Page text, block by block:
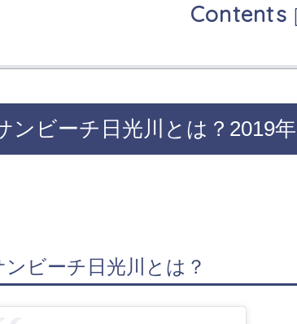
Contents
ンビーチ日光川とは？2019
ンビーチ日光川とは？